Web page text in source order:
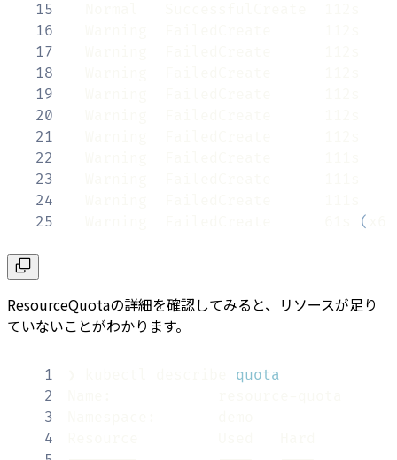
15
16
17
18
19
20
21
22
23
24
25
(
ResourceQuotaの詳細を確認してみると、リソースが足り
ていないことがわかります。
1
quota
2
3
4